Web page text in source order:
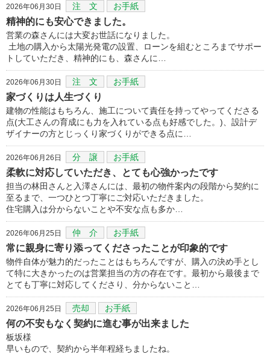
2026年06月30日 注 文 お手紙
精神的にも安心できました。
営業の森さんには大変お世話になりました。
土地の購入から太陽光発電の設置、ローンを組むところまでサポー
トしていただき、精神的にも、森さんに…
2026年06月30日 注 文 お手紙
家づくりは人生づくり
建物の性能はもちろん、施工について責任を持ってやってくださる
点(大工さんの育成にも力を入れている点も好感でした。)、設計デ
ザイナーの方とじっくり家づくりができる点に…
2026年06月26日 分 譲 お手紙
柔軟に対応していただき、とても心強かったです
担当の林田さんと入澤さんには、最初の物件案内の段階から契約に
至るまで、一つひとつ丁寧にご対応いただきました。
住宅購入は分からないことや不安な点も多か…
2026年06月25日 仲 介 お手紙
常に親身に寄り添ってくださったことが印象的です
物件自体が魅力的だったことはもちろんですが、購入の決め手とし
て特に大きかったのは営業担当の方の存在です。最初から最後まで
とても丁寧に対応してくださり、分からないこと…
2026年06月25日 売却 お手紙
何の不安もなく契約に進む事が出来ました
板坂様
早いもので、契約から半年程経ちましたね。